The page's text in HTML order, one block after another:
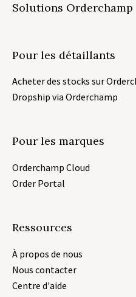
Solutions Orderchamp
Pour les détaillants
Acheter des stocks sur
Dropship via Orderchamp
Pour les marques
Orderchamp Cloud
Order Portal
Ressources
À propos de nous
Nous contacter
Centre d'aide